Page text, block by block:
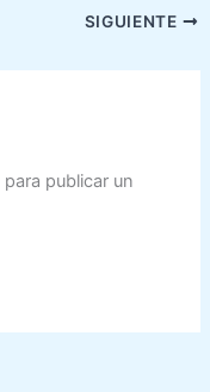
SIGUIENTE
para publicar un